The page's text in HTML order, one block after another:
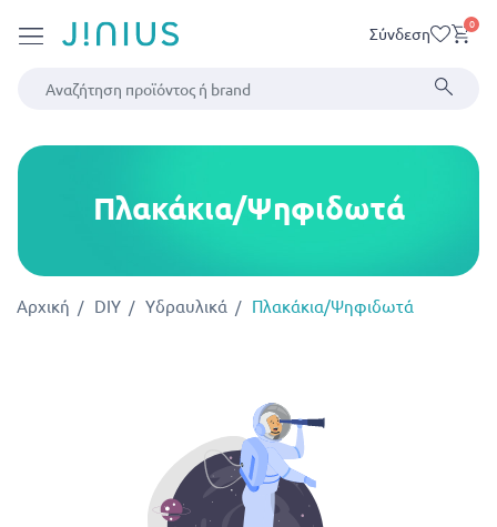
Σύνδεση 0
Πλακάκια/Ψηφιδωτά
Αρχική DIY Υδραυλικά Πλακάκια/Ψηφιδωτά